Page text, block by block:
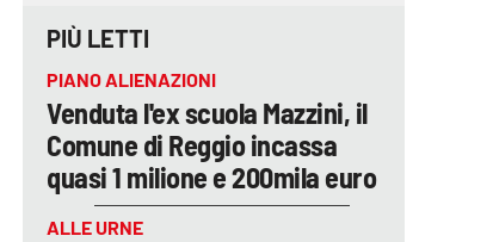
PIÙ LETTI
PIANO ALIENAZIONI
Venduta l'ex scuola Mazzini, il
Comune di Reggio incassa
quasi 1 milione e 200mila euro
ALLE URNE